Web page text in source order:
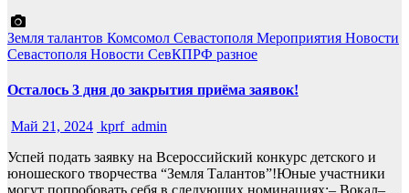
Земля талантов Комсомол Севастополя Мероприятия Новости
Севастополя Новости СевКПРФ разное
Осталось 3 дня до закрытия приёма заявок!
Май 21, 2024 kprf_admin
Успей подать заявку на Всероссийский конкурс детского и
юношеского творчества “Земля Талантов”!Юные участники
могут попробовать себя в следующих номинациях:– Вокал–…